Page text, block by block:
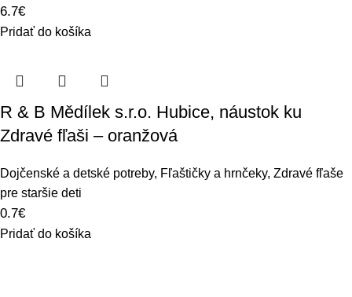
6.7€
Pridať do košíka
R & B Mědílek s.r.o. Hubice, náustok ku
Zdravé fľaši – oranžová
Dojčenské a detské potreby, Fľaštičky a hrnčeky, Zdravé fľaše
pre staršie deti
0.7€
Pridať do košíka